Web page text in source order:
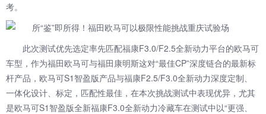
考。
此次测试优先选定率先匹配福康F3.0/F2.5全新动力平台的欧马可
车型，作为福田欧马可与福田康明斯这对“最佳CP”深度链合的最新标
杆产品，欧马可S1智盈版产品与福康F2.5/F3.0全新动力深度定制、
一体化设计、标定，匹配性最佳，在本次挑战测试中表现优异，尤其
是欧马可S1智盈版全新福康F3.0全新动力冷藏车在测试中以“更强、